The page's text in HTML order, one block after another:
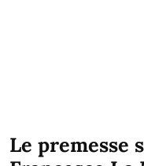
Le premesse